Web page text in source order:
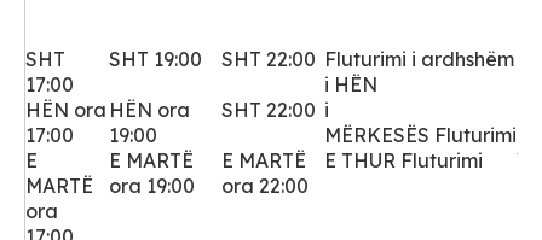
SHT
17:00
SHT 19:00 SHT 22:00 Fluturimi i ardhshëm
i HËN
HËN ora
17:00
HËN ora
19:00
SHT 22:00 i
MËRKESËS Fluturimi
E
MARTË
ora
E MARTË
ora 19:00
E MARTË
ora 22:00
E THUR Fluturimi